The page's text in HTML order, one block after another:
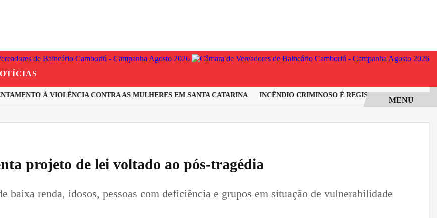
À VIOLÊNCIA CONTRA AS MULHERES EM SANTA CATARINA INCÊNDIO CRIMINOSO É REGISTRADO EM
MENU
projeto de lei voltado ao pós-tragédia
baixa renda, idosos, pessoas com deficiência e grupos em situação de vulnerabilidade